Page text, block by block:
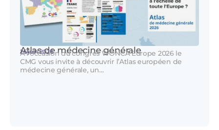
Atlas de médecine générale
26 juin 2026
A l’occasion du congrès WONCA Europe 2026 le
CMG vous invite à découvrir l’Atlas européen de
médecine générale, un…